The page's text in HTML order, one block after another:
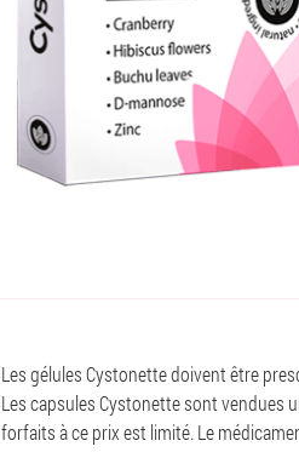
Les gélules Cystonette doivent être
Les capsules Cystonette sont vendues
forfaits à ce prix est limité. Le